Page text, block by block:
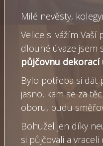
Milé nevěsty,
Velice si vážím
dlouhé úvaze jsem
půjčovnu dekorací
Bylo potřeba si dát
jasno, kam se za
oboru, budu
Bohužel jen díky
si půjčovali a